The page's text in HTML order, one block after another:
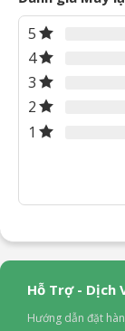
Plasmacluster
như trong tự
mốc trong
biệt phù hợp
5
4
3
2
1
Hỗ Trợ - Dịch
Hướng dẫn đặt